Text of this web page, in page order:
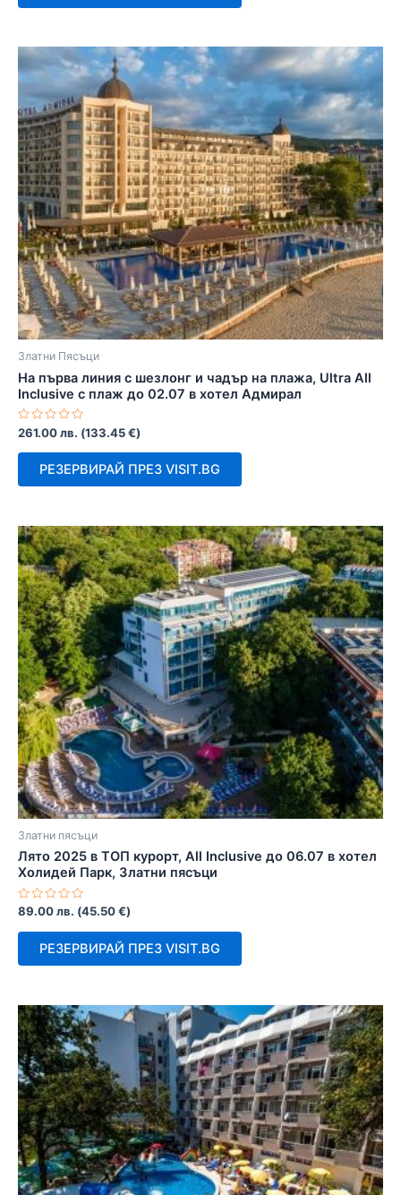
Златни Пясъци
На първа линия с шезлонг и чадър на плажа, Ultra All
Inclusive с плаж до 02.07 в хотел Адмирал
Оценено
с
0
261.00лв. (133.45€)
РЕЗЕРВИРАЙ ПРЕЗ VISIT.BG
Златни пясъци
Лято 2025 в ТОП курорт, All Inclusive до 06.07 в хотел
Холидей Парк, Златни пясъци
Оценено
0
89.00лв. (45.50€)
РЕЗЕРВИРАЙ ПРЕЗ VISIT.BG